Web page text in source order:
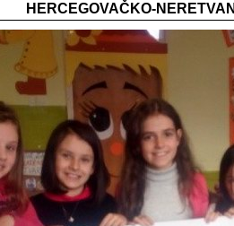
HERCEGOVAČKO-